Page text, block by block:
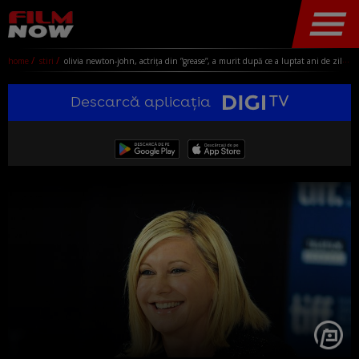
home stiri olivia newton-john, actrița din ”grease”, a murit după ce a luptat ani de zile cu un cancer mamar. soțul ei, mesaj sfâșietor: ”olivia a fost un simbol al triumfurilor şi al speranţei!”
Descarcă aplicația